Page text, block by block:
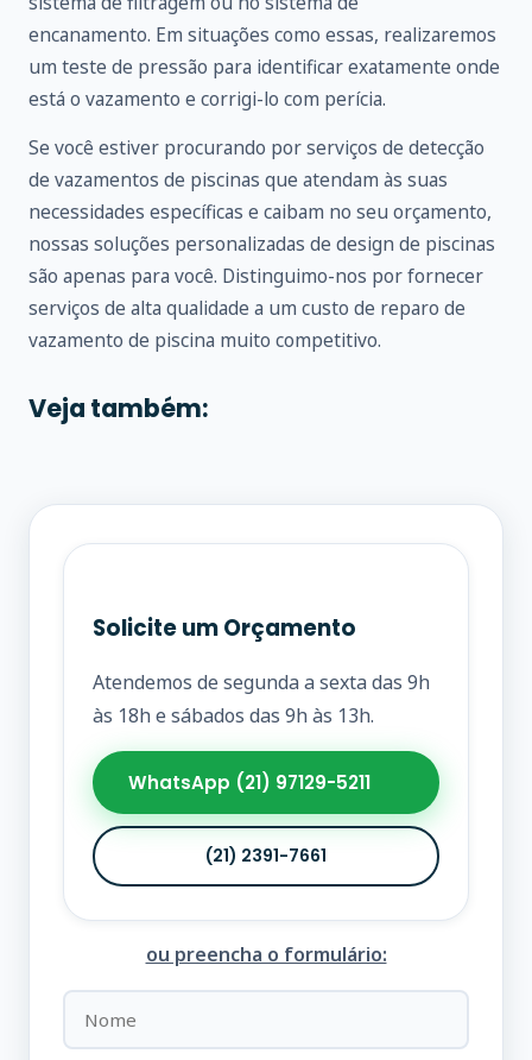
encanamento. Em situações como essas, realizaremos
um teste de pressão para identificar exatamente onde
está o vazamento e corrigi-lo com perícia.
Se você estiver procurando por serviços de detecção
de vazamentos de piscinas que atendam às suas
necessidades específicas e caibam no seu orçamento,
nossas soluções personalizadas de design de piscinas
são apenas para você. Distinguimo-nos por fornecer
serviços de alta qualidade a um custo de reparo de
vazamento de piscina muito competitivo.
Veja também:
Solicite um Orçamento
Atendemos de segunda a sexta das 9h
às 18h e sábados das 9h às 13h.
WhatsApp (21) 97129-5211
(21) 2391-7661
ou preencha o formulário: